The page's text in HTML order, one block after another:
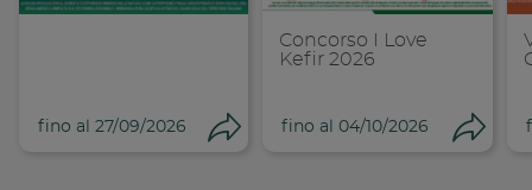
fino al 27/09/2026
Concorso I Love
Kefir 2026
fino al 04/10/2026